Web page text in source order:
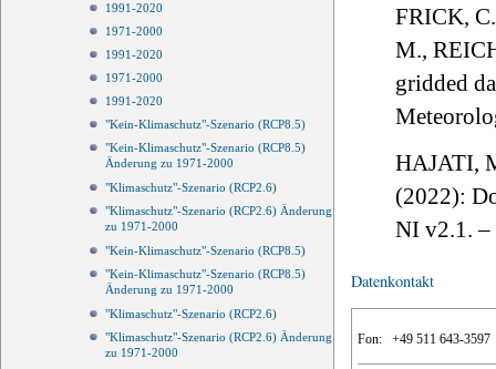
1991-2020
1971-2000
1991-2020
1971-2000
1991-2020
"Kein-Klimaschutz"-Szenario (RCP8.5)
"Kein-Klimaschutz"-Szenario (RCP8.5)
Änderung zu 1971-2000
"Klimaschutz"-Szenario (RCP2.6)
"Klimaschutz"-Szenario (RCP2.6) Änderung
zu 1971-2000
"Kein-Klimaschutz"-Szenario (RCP8.5)
"Kein-Klimaschutz"-Szenario (RCP8.5)
Änderung zu 1971-2000
"Klimaschutz"-Szenario (RCP2.6)
"Klimaschutz"-Szenario (RCP2.6) Änderung
zu 1971-2000
FRICK,
M.,
gridded
HAJATI,
(2022):
NI v2.1. –
Datenkontakt
Fon: +49 511 643-3597